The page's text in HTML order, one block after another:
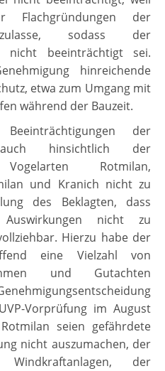
Flachgründungen der
zulasse, sodass der
nicht beeinträchtigt sei.
hinreichende
etwa zum Umgang mit
während der Bauzeit.
der
hinsichtlich der
Vogelarten Rotmilan,
und Kranich nicht zu
des Beklagten, dass
nicht zu
Hierzu habe der
eine Vielzahl von
und Gutachten
Vorprüfung im August
seien gefährdete
nicht auszumachen, der
Windkraftanlagen, der